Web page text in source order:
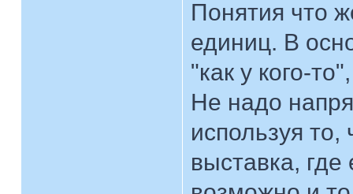
Понятия что
единиц. В
"как у кого-
Не надо
используя
выставка, где